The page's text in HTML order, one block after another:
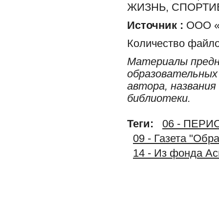
ЖИЗНЬ,
Источник : ООО
Количество
Материалы
автора,
библиотеки.
Теги:
06 -
09 - Газета
14 - Из фонда